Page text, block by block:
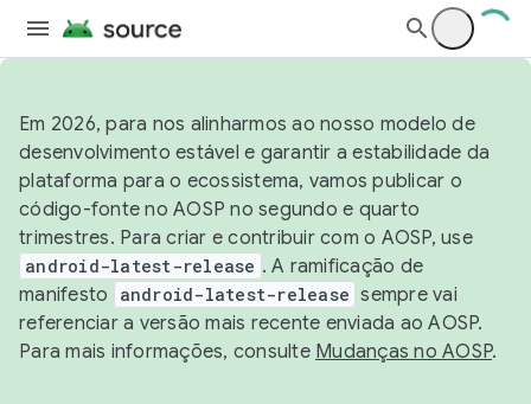
Em 2026, para nos alinharmos ao nosso modelo de
desenvolvimento estável e garantir a estabilidade da
plataforma para o ecossistema, vamos publicar o
código-fonte no AOSP no segundo e quarto
trimestres. Para criar e contribuir com o AOSP, use
android-latest-release . A ramificação de
manifesto
android-latest-release sempre vai
referenciar a versão mais recente enviada ao AOSP.
Para mais informações, consulte Mudanças no AOSP.